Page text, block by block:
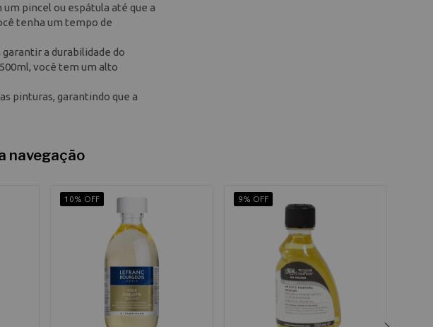
pincel ou espátula até que a
tenha um tempo de
a durabilidade do
você tem um alto
pinturas, garantindo que a
navegação
10% OFF 9% OFF